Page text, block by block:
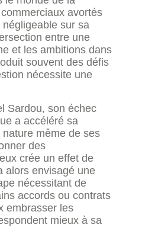
avortés
sur sa
entre une
et les ambitions dans
souvent des défis
nécessite une
Sardou, son échec
a accéléré sa
même de ses
des
crée un effet de
alors envisagé une
nécessitant de
accords ou contrats
embrasser les
mieux à sa